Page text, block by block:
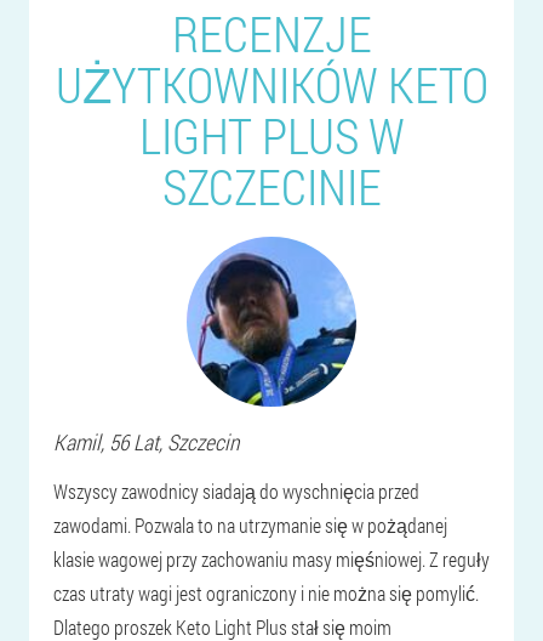
RECENZJE
UŻYTKOWNIKÓW KETO
LIGHT PLUS W
SZCZECINIE
Kamil, 56 Lat, Szczecin
Wszyscy zawodnicy siadają do wyschnięcia przed
zawodami. Pozwala to na utrzymanie się w pożądanej
klasie wagowej przy zachowaniu masy mięśniowej. Z reguły
czas utraty wagi jest ograniczony i nie można się pomylić.
Dlatego proszek Keto Light Plus stał się moim